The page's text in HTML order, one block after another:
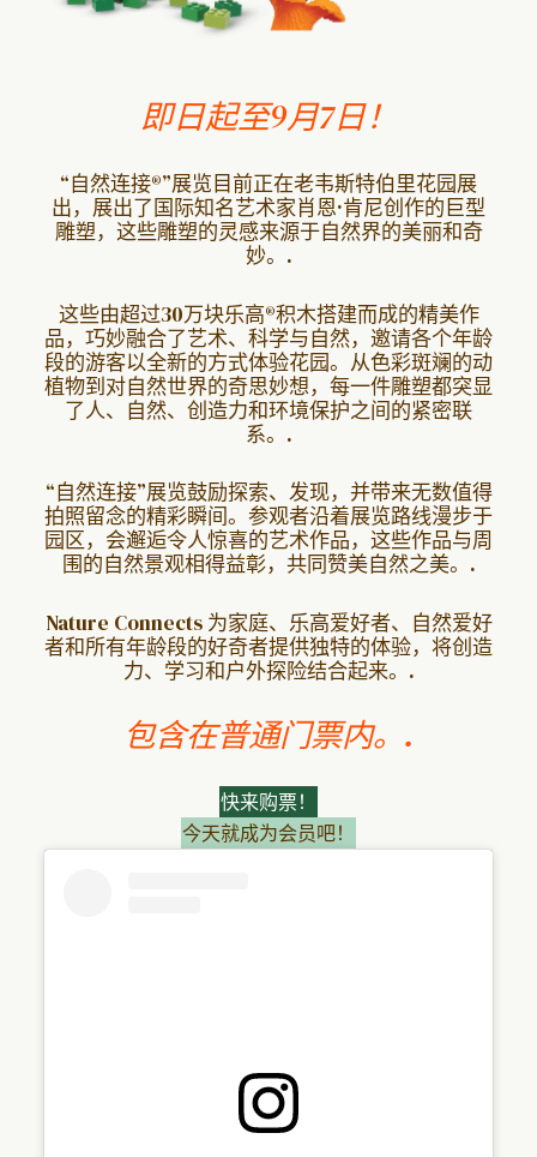
即日起至9月7日！
“自然连接®”展览目前正在老韦斯特伯里花园展
出，展出了国际知名艺术家肖恩·肯尼创作的巨型
雕塑，这些雕塑的灵感来源于自然界的美丽和奇
妙。.
这些由超过30万块乐高®积木搭建而成的精美作
品，巧妙融合了艺术、科学与自然，邀请各个年龄
段的游客以全新的方式体验花园。从色彩斑斓的动
植物到对自然世界的奇思妙想，每一件雕塑都突显
了人、自然、创造力和环境保护之间的紧密联
系。.
“自然连接”展览鼓励探索、发现，并带来无数值得
拍照留念的精彩瞬间。参观者沿着展览路线漫步于
园区，会邂逅令人惊喜的艺术作品，这些作品与周
围的自然景观相得益彰，共同赞美自然之美。.
Nature Connects 为家庭、乐高爱好者、自然爱好
者和所有年龄段的好奇者提供独特的体验，将创造
力、学习和户外探险结合起来。.
包含在普通门票内。.
快来购票！
今天就成为会员吧！